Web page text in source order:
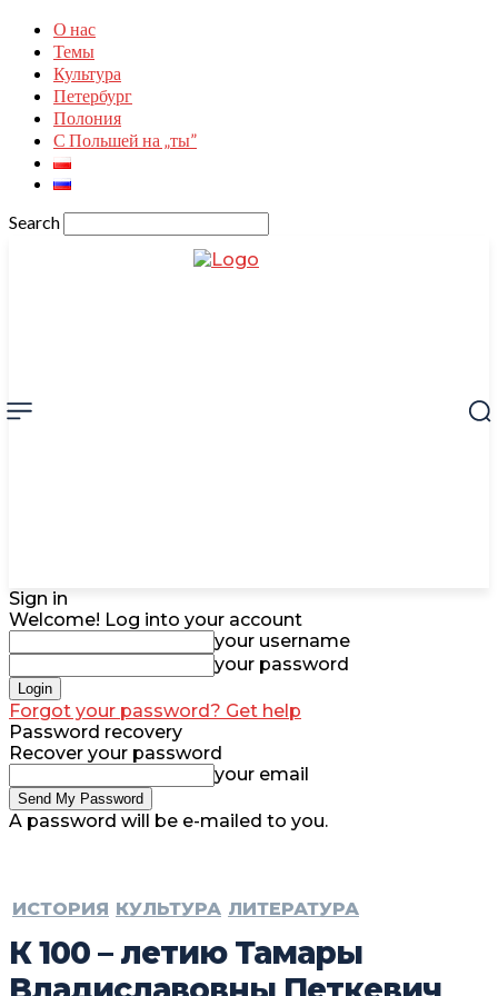
О нас
Темы
Культура
Петербург
Полония
С Польшей на „ты”
Search
Sign in
Welcome! Log into your account
your username
your password
Forgot your password? Get help
Password recovery
Recover your password
your email
A password will be e-mailed to you.
ИСТОРИЯ КУЛЬТУРА ЛИТЕРАТУРА
К 100 – летию Тамары